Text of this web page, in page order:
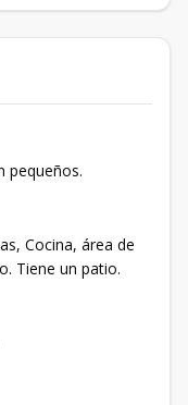
pequeños.
Cocina, área de
Tiene un patio.